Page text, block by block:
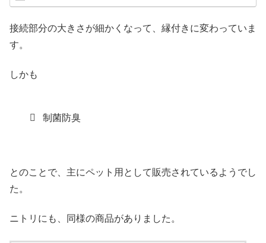
接続部分の大きさが細かくなって、縁付きに変わっていま
す。
しかも
制菌防臭
とのことで、主にペット用として販売されているようでし
た。
ニトリにも、同様の商品がありました。